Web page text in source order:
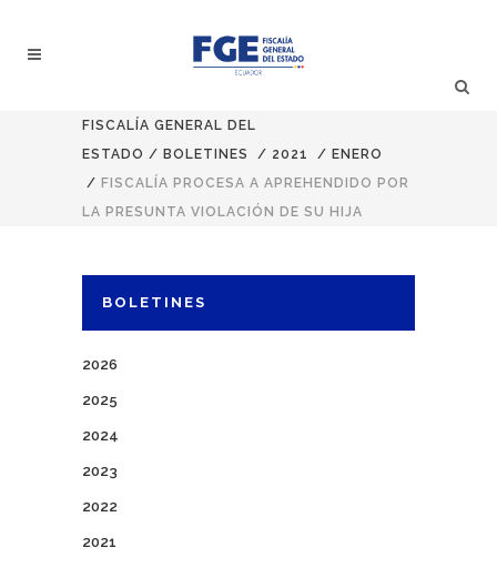
FISCALÍA GENERAL DEL
ESTADO / BOLETINES / 2021 / ENERO
/ FISCALÍA PROCESA A APREHENDIDO POR
LA PRESUNTA VIOLACIÓN DE SU HIJA
BOLETINES
2026
2025
2024
2023
2022
2021